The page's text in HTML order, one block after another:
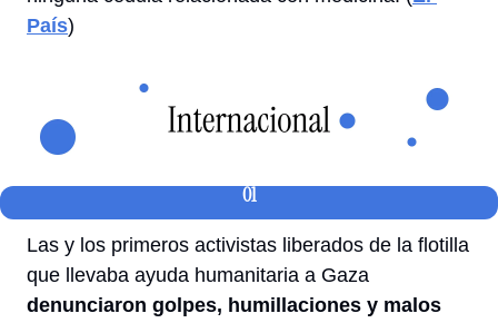
País)
01
Las y los primeros activistas liberados de la flotilla
denunciaron golpes, humillaciones y malos